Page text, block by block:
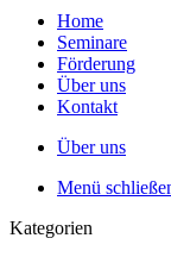
Home
Seminare
Förderung
Über uns
Kontakt
Über uns
Menü
Kategorien